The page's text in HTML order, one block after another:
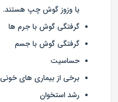
یا وزوز گوش چپ هستند.
گرفتگی گوش با جرم ها
گرفتگی گوش با جسم
حساسیت
برخی از بیماری های خونی
رشد استخوان